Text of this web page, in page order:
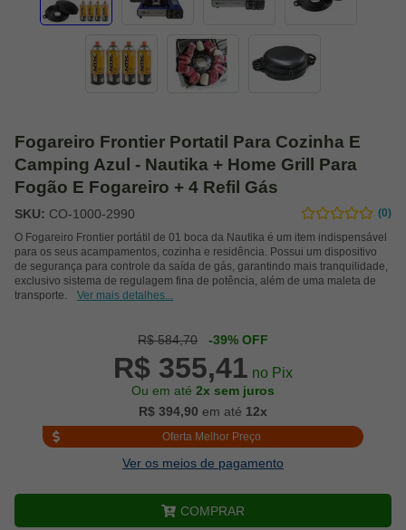
Fogareiro Frontier Portatil Para Cozinha E
Camping Azul - Nautika + Home Grill Para
Fogão E Fogareiro + 4 Refil Gás
SKU: CO-1000-2990
(0)
O Fogareiro Frontier portátil de 01 boca da Nautika é um item indispensável
para os seus acampamentos, cozinha e residência. Possui um dispositivo
de segurança para controle da saída de gás, garantindo mais tranquilidade,
exclusivo sistema de regulagem fina de potência, além de uma maleta de
transporte.
Ver mais detalhes...
R$ 584,70 -39% OFF
R$ 355,41 no Pix
Ou em até 2x sem juros
R$ 394,90 em até 12x
Oferta Melhor Preço
Ver os meios de pagamento
COMPRAR